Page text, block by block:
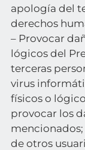
apología del
derechos
– Provocar
lógicos del
terceras
virus
físicos o
provocar los
de otros